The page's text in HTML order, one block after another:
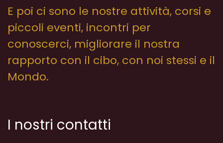
E poi ci sono le nostre attività, corsi e
piccoli eventi, incontri per
conoscerci, migliorare il nostra
rapporto con il cibo, con noi stessi e il
Mondo.
I nostri contatti